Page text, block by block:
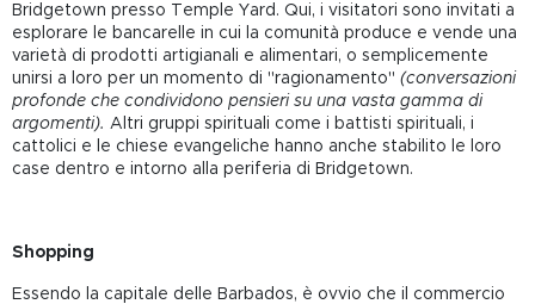
Bridgetown presso Temple Yard. Qui, i visitatori sono invitati a
esplorare le bancarelle in cui la comunità produce e vende una
varietà di prodotti artigianali e alimentari, o semplicemente
unirsi a loro per un momento di "ragionamento" (conversazioni
profonde che condividono pensieri su una vasta gamma di
argomenti). Altri gruppi spirituali come i battisti spirituali, i
cattolici e le chiese evangeliche hanno anche stabilito le loro
case dentro e intorno alla periferia di Bridgetown.
Shopping
Essendo la capitale delle Barbados, è ovvio che il commercio